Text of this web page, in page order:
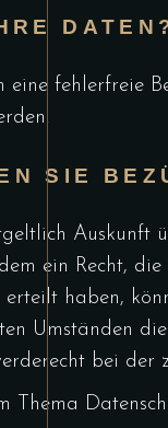
fehlerfreie
SIE
Auskunft
ein Recht,
haben,
Umständen
bei der
Thema